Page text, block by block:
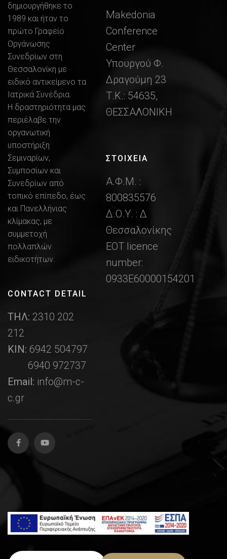
δημιουργήθηκε το
1989 και ήταν το
πρώτο Γραφείο
Οργάνωσης
Συνεδρίων στη
Θεσσαλονίκη με
ειδικό αντικείμενο τα
Ιατρικά Συνέδρια.
Η δραστηριότητα μας
περιέλαβε την
οργανωτική
υποστήριξη
Σεμιναρίων,
Συμποσίων και
Συνεδρίων από
τοπικό επίπεδο, έως
και Πανελλήνιας
κλίμακας, με
συμμετοχή
πολλαπλών
ειδικοτήτων.
CONTACT DETAIL
ΤΗΛ: 2310 202
212
ΚΙΝ: 6942 504797
6940 972737
Email: info@m-c-
c.gr
Makedonia
Conference
Center
Υπουργού Φ.
Δραγούμη 23
Τ.Κ.: 54635,
ΘΕΣΣΑΛΟΝΙΚΗ
ΣΤΟΙΧΕΙΑ
Α.Φ.Μ. :
800835576
Δ.Ο.Υ. : Δ
Θεσσαλονίκης
ΕΟΤ licence
number:
0933Ε60000154201